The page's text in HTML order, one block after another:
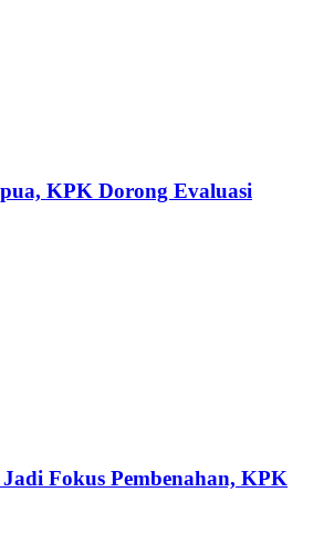
KPK Dorong Evaluasi
Fokus Pembenahan, KPK